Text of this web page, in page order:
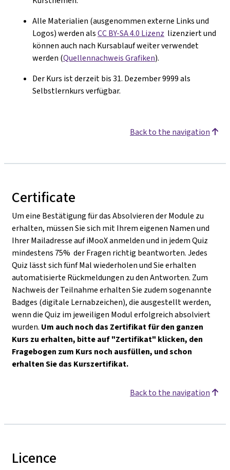
Alle Materialien (ausgenommen externe Links und
Logos) werden alsCC BY-SA 4.0 Lizenz lizenziert und
können auch nach Kursablauf weiter verwendet
werden (Quellennachweis Grafiken).
Der Kurs ist derzeit bis 31. Dezember 9999 als
Selbstlernkurs verfügbar.
Back to the navigation
Certificate
Um eine Bestätigung für das Absolvieren der Module zu
erhalten, müssen Sie sich mit Ihrem eigenen Namen und
Ihrer Mailadresse auf iMooX anmelden und in jedem Quiz
mindestens 75% der Fragen richtig beantworten. Jedes
Quiz lässt sich fünf Mal wiederholen und Sie erhalten
automatisierte Rückmeldungen zu den Antworten. Zum
Nachweis der Teilnahme erhalten Sie zudem sogenannte
Badges (digitale Lernabzeichen), die ausgestellt werden,
wenn die Quiz im jeweiligen Modul erfolgreich absolviert
wurden. Um auch noch das Zertifikat für den ganzen
Kurs zu erhalten, bitte auf "Zertifikat" klicken, den
Fragebogen zum Kurs noch ausfüllen, und schon
erhalten Sie das Kurszertifikat.
Back to the navigation
Licence